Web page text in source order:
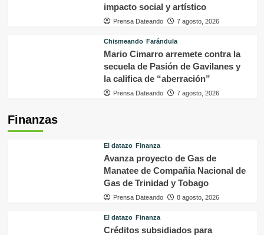
impacto social y artístico
Prensa Dateando 7 agosto, 2026
Chismeando Farándula
Mario Cimarro arremete contra la
secuela de Pasión de Gavilanes y
la califica de “aberración”
Prensa Dateando 7 agosto, 2026
Finanzas
El datazo Finanza
Avanza proyecto de Gas de
Manatee de Compañía Nacional de
Gas de Trinidad y Tobago
Prensa Dateando 8 agosto, 2026
El datazo Finanza
Créditos subsidiados para